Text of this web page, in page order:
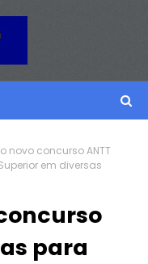
novo concurso ANTT
em diversas
para